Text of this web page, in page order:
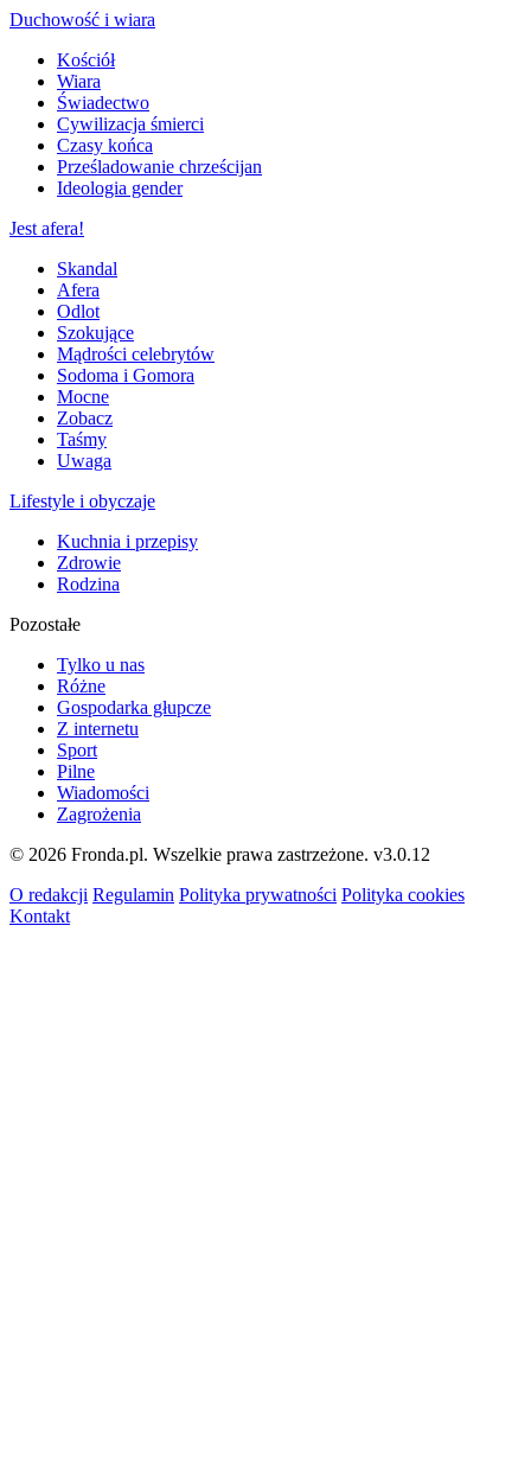
Duchowość i wiara
Kościół
Wiara
Świadectwo
Cywilizacja śmierci
Czasy końca
Prześladowanie chrześcijan
Ideologia gender
Jest afera!
Skandal
Afera
Odlot
Szokujące
Mądrości celebrytów
Sodoma i Gomora
Mocne
Zobacz
Taśmy
Uwaga
Lifestyle i obyczaje
Kuchnia i przepisy
Zdrowie
Rodzina
Pozostałe
Tylko u nas
Różne
Gospodarka głupcze
Z internetu
Sport
Pilne
Wiadomości
Zagrożenia
© 2026 Fronda.pl. Wszelkie prawa zastrzeżone. v3.0.12
O redakcji Regulamin Polityka prywatności Polityka cookies
Kontakt